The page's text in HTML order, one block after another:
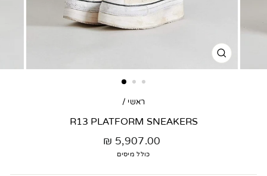
סגור
דגם
ראשי /
R13 PLATFORM SNEAKERS
מחיר
5,907.00 ₪
כולל מיסים